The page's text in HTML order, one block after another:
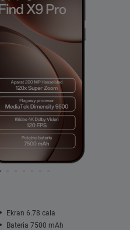
Ekran 6.78 cala
Bateria 7500 mAh